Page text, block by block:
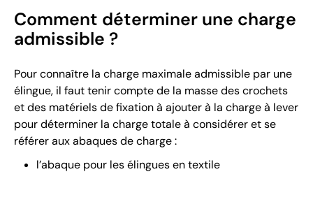
Comment déterminer une charge
admissible ?
Pour connaître la charge maximale admissible par une
élingue, il faut tenir compte de la masse des crochets
et des matériels de fixation à ajouter à la charge à lever
pour déterminer la charge totale à considérer et se
référer aux abaques de charge :
l’abaque pour les élingues en textile